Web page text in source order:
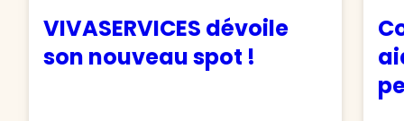
VIVASERVICES dévoile
son nouveau spot !